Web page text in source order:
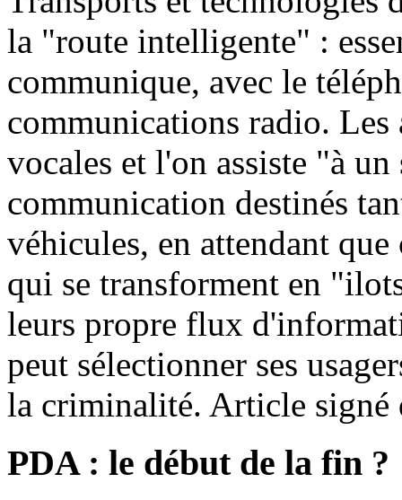
la "route intelligente" :
communique, avec le
communications radio.
vocales et l'on assiste "à
communication destinés
véhicules, en attendant
qui se transforment en
leurs propre flux
peut sélectionner ses
la criminalité. Article
PDA : le début de la fin ?